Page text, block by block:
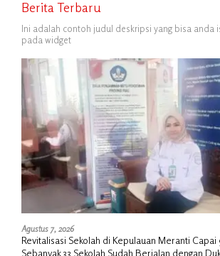
Berita Terbaru
Ini adalah contoh judul deskripsi yang bisa anda
pada widget
Agustus 7, 2026
Revitalisasi Sekolah di Kepulauan Meranti Capai
Sebanyak 33 Sekolah Sudah Berjalan dengan